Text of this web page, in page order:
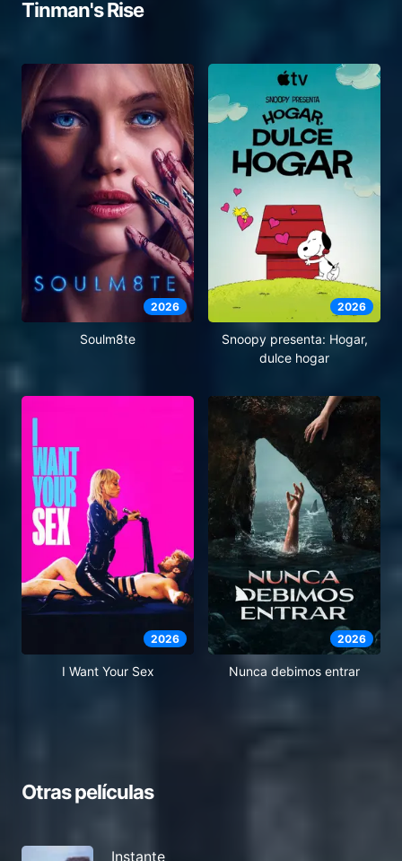
Tinman's Rise
2026
Soulm8te
2026
Snoopy presenta: Hogar,
dulce hogar
2026
I Want Your Sex
2026
Nunca debimos entrar
Otras películas
Instante